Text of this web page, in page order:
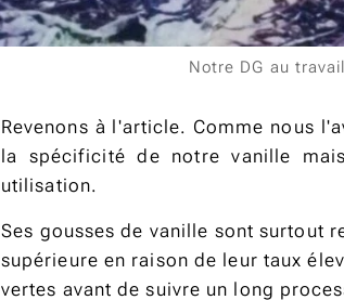
Notre DG au
Revenons à l'article. Comme nous
la spécificité de notre vanille
utilisation.
Ses gousses de vanille sont surtout
supérieure en raison de leur taux
vertes avant de suivre un long